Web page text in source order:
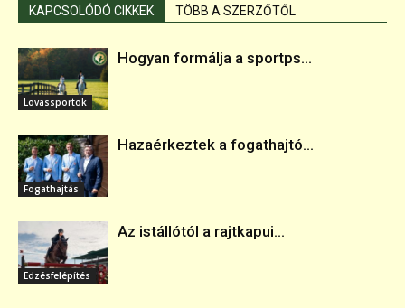
KAPCSOLÓDÓ CIKKEK TÖBB A SZERZŐTŐL
Lovassportok
Hogyan formálja a sportps...
Fogathajtás
Hazaérkeztek a fogathajtó...
Edzésfelépítés
Az istállótól a rajtkapui...